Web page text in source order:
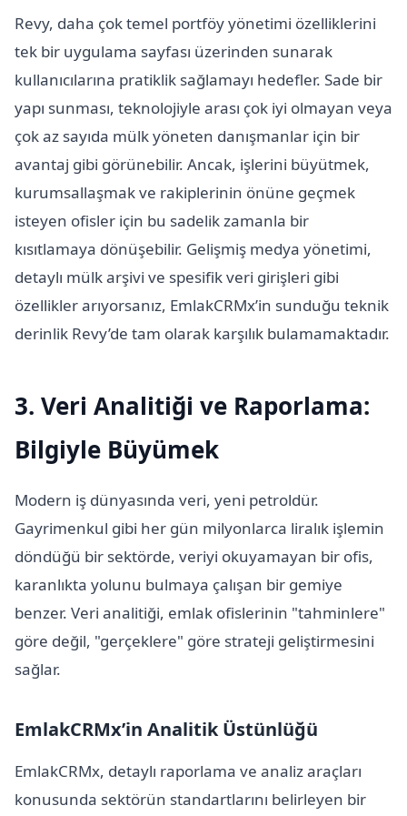
Revy, daha çok temel portföy yönetimi özelliklerini
tek bir uygulama sayfası üzerinden sunarak
kullanıcılarına pratiklik sağlamayı hedefler. Sade bir
yapı sunması, teknolojiyle arası çok iyi olmayan veya
çok az sayıda mülk yöneten danışmanlar için bir
avantaj gibi görünebilir. Ancak, işlerini büyütmek,
kurumsallaşmak ve rakiplerinin önüne geçmek
isteyen ofisler için bu sadelik zamanla bir
kısıtlamaya dönüşebilir. Gelişmiş medya yönetimi,
detaylı mülk arşivi ve spesifik veri girişleri gibi
özellikler arıyorsanız, EmlakCRMx’in sunduğu teknik
derinlik Revy’de tam olarak karşılık bulamamaktadır.
3. Veri Analitiği ve Raporlama:
Bilgiyle Büyümek
Modern iş dünyasında veri, yeni petroldür.
Gayrimenkul gibi her gün milyonlarca liralık işlemin
döndüğü bir sektörde, veriyi okuyamayan bir ofis,
karanlıkta yolunu bulmaya çalışan bir gemiye
benzer. Veri analitiği, emlak ofislerinin "tahminlere"
göre değil, "gerçeklere" göre strateji geliştirmesini
sağlar.
EmlakCRMx’in Analitik Üstünlüğü
EmlakCRMx, detaylı raporlama ve analiz araçları
konusunda sektörün standartlarını belirleyen bir